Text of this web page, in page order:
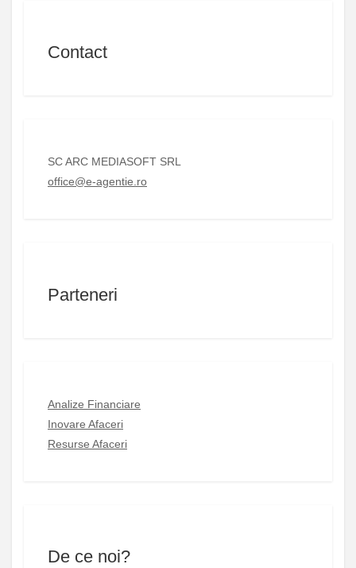
Contact
SC ARC MEDIASOFT SRL
office@e-agentie.ro
Parteneri
Analize Financiare
Inovare Afaceri
Resurse Afaceri
De ce noi?